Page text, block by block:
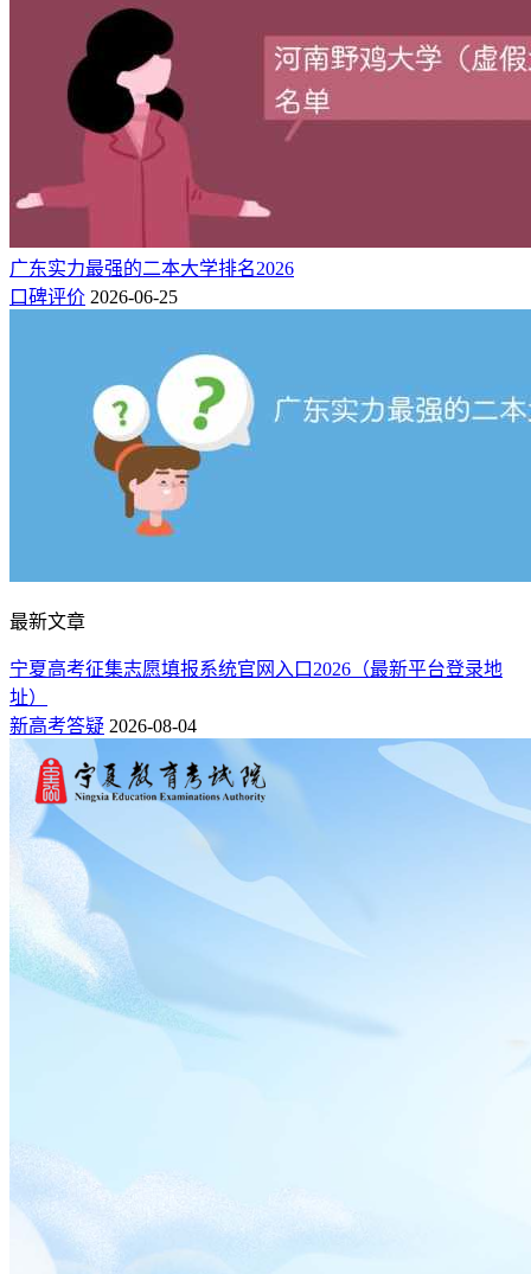
广东实力最强的二本大学排名2026
口碑评价 2026-06-25
最新文章
宁夏高考征集志愿填报系统官网入口2026（最新平台登录地
址）
新高考答疑 2026-08-04